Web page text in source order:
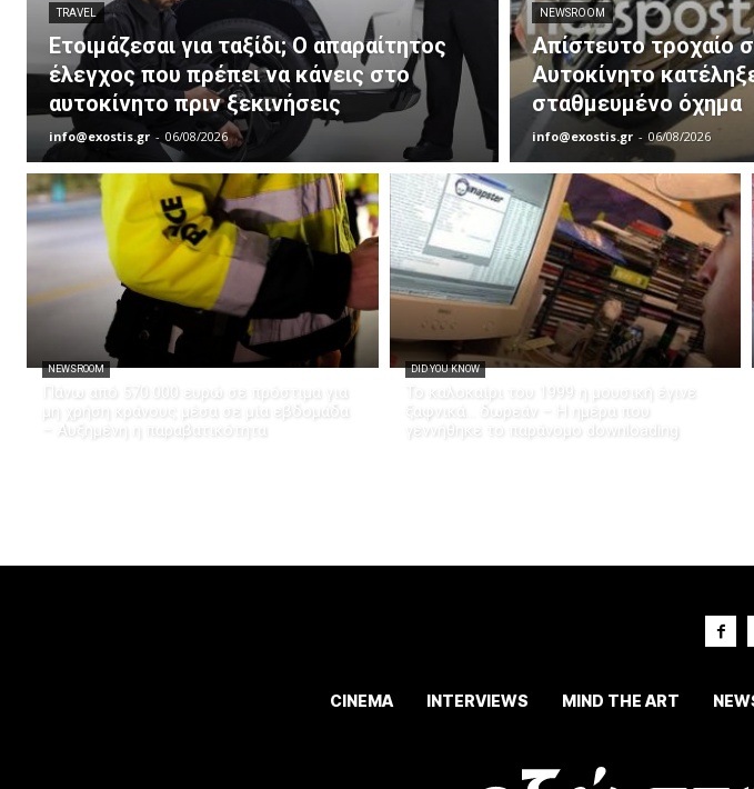
TRAVEL
Ετοιμάζεσαι για ταξίδι; Ο απαραίτητος
έλεγχος που πρέπει να κάνεις στο
αυτοκίνητο πριν ξεκινήσεις
info@exostis.gr - 06/08/2026
NEWSROOM
Απίστευτο τροχαίο
Αυτοκίνητο
σταθμευμένο όχημα
info@exostis.gr - 06/08/2026
NEWSROOM
Πάνω από 570.000 ευρώ σε πρόστιμα για
μη χρήση κράνους μέσα σε μία εβδομάδα
– Αυξημένη η παραβατικότητα
DID YOU KNOW
Το καλοκαίρι του 1999 η μουσική έγινε
ξαφνικά… δωρεάν – Η ημέρα που
γεννήθηκε το παράνομο downloading
CINEMA INTERVIEWS MIND THE ART